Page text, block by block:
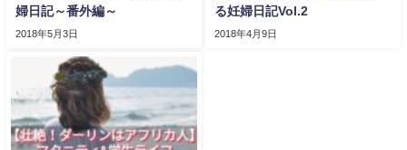
婦日記～番外編～
2018年5月3日
る妊婦日記Vol.2
2018年4月9日